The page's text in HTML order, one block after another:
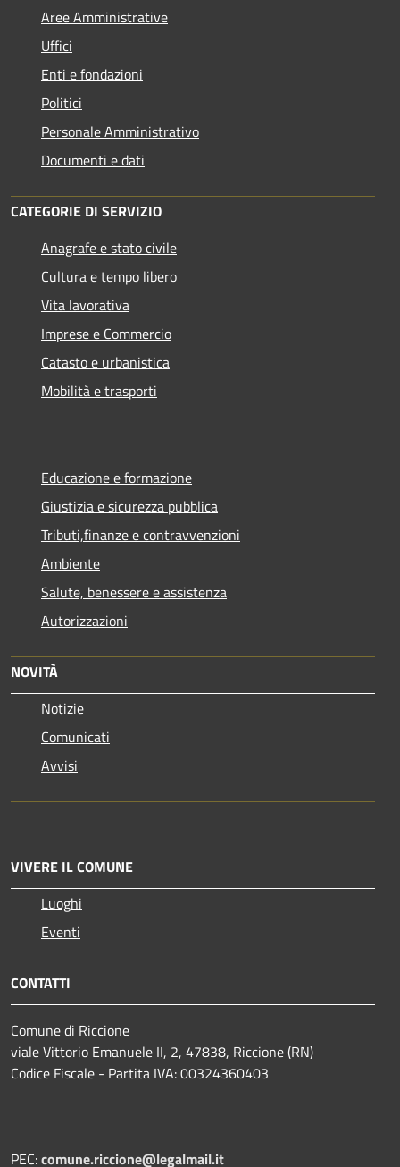
Aree Amministrative
Uffici
Enti e fondazioni
Politici
Personale Amministrativo
Documenti e dati
CATEGORIE DI SERVIZIO
Anagrafe e stato civile
Cultura e tempo libero
Vita lavorativa
Imprese e Commercio
Catasto e urbanistica
Mobilità e trasporti
Educazione e formazione
Giustizia e sicurezza pubblica
Tributi,finanze e contravvenzioni
Ambiente
Salute, benessere e assistenza
Autorizzazioni
NOVITÀ
Notizie
Comunicati
Avvisi
VIVERE IL COMUNE
Luoghi
Eventi
CONTATTI
Comune di Riccione
viale Vittorio Emanuele II, 2, 47838, Riccione (RN)
Codice Fiscale - Partita IVA: 00324360403
PEC:comune.riccione@legalmail.it